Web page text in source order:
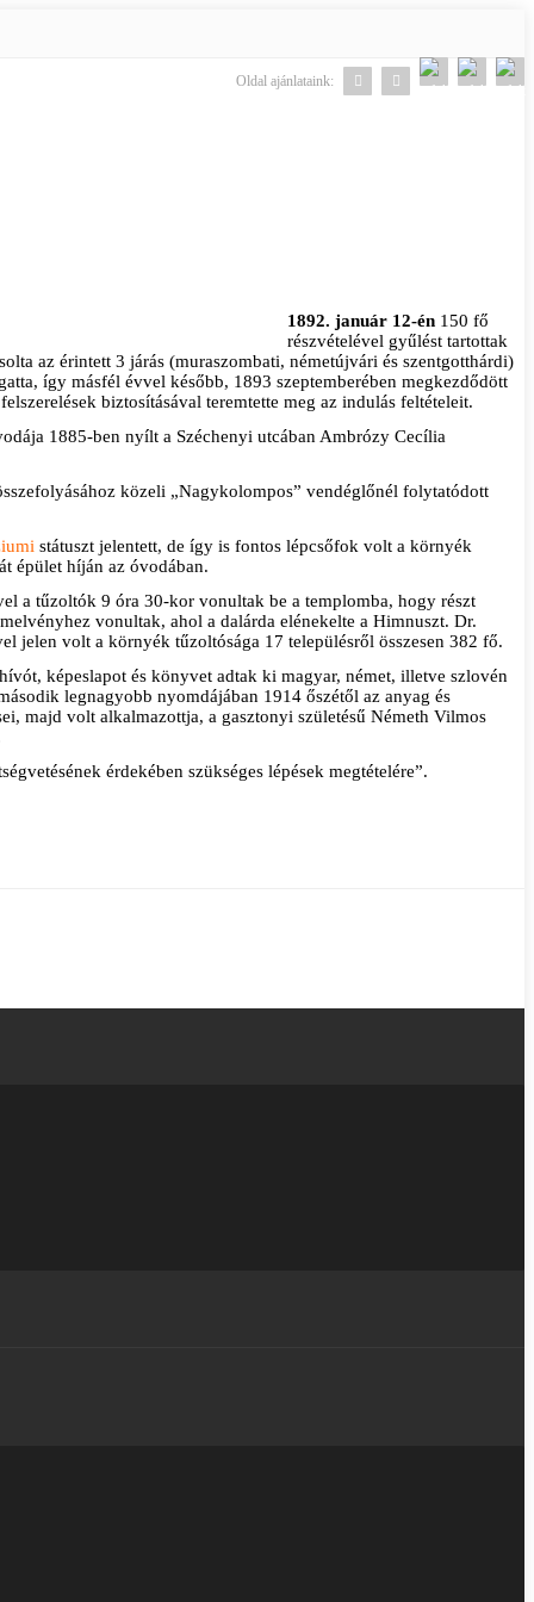
Oldal ajánlataink:
1892. január 12-én150 fő
részvételével gyűlést tartottak
az érintett 3 járás (muraszombati, németújvári és szentgotthárdi)
így másfél évvel később, 1893 szeptemberében megkezdődött
biztosításával teremtette meg az indulás feltételeit.
1885-ben nyílt a Széchenyi utcában Ambrózy Cecília
közeli „Nagykolompos” vendéglőnél folytatódott
státuszt jelentett, de így is fontos lépcsőfok volt a környék
épület híján az óvodában.
a tűzoltók 9 óra 30-kor vonultak be a templomba, hogy részt
vonultak, ahol a dalárda elénekelte a Himnuszt. Dr.
jelen volt a környék tűzoltósága 17 településről összesen 382 fő.
képeslapot és könyvet adtak ki magyar, német, illetve szlovén
legnagyobb nyomdájában 1914 őszétől az anyag és
majd volt alkalmazottja, a gasztonyi születésű Németh Vilmos
érdekében szükséges lépések megtételére”.